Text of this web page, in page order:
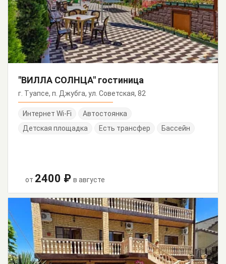
"ВИЛЛА СОЛНЦА" гостиница
г. Туапсе, п. Джубга, ул. Советская, 82
Интернет Wi-Fi
Автостоянка
Детская площадка
Есть трансфер Бассейн
от 2400 ₽ в августе